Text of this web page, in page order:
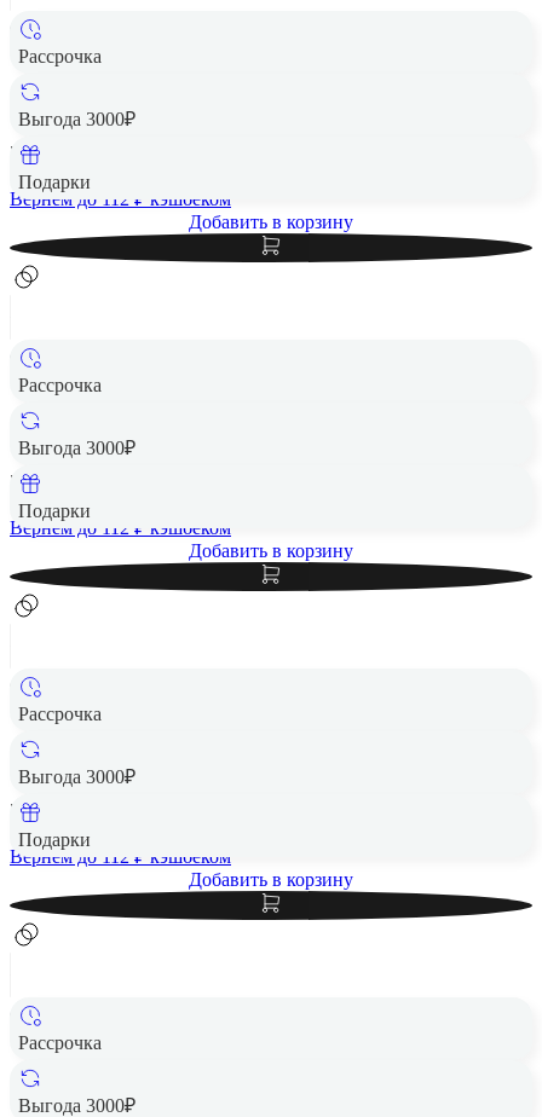
Рассрочка
Выгода 3000₽
Подарки
Чехол защитный VLP Aster Case с MagSafe для Samsung
5 580 ₽
Вернем до 112 ₽ кэшбеком
Добавить в корзину
Рассрочка
Выгода 3000₽
Подарки
Чехол защитный VLP Aster Case с MagSafe для Samsung
5 580 ₽
Вернем до 112 ₽ кэшбеком
Добавить в корзину
Рассрочка
Выгода 3000₽
Подарки
Чехол защитный VLP Aster Case с MagSafe для Samsung
5 580 ₽
Вернем до 112 ₽ кэшбеком
Добавить в корзину
Рассрочка
Выгода 3000₽
Чехол защитный VLP Moon Case с MagSafe для Samsung